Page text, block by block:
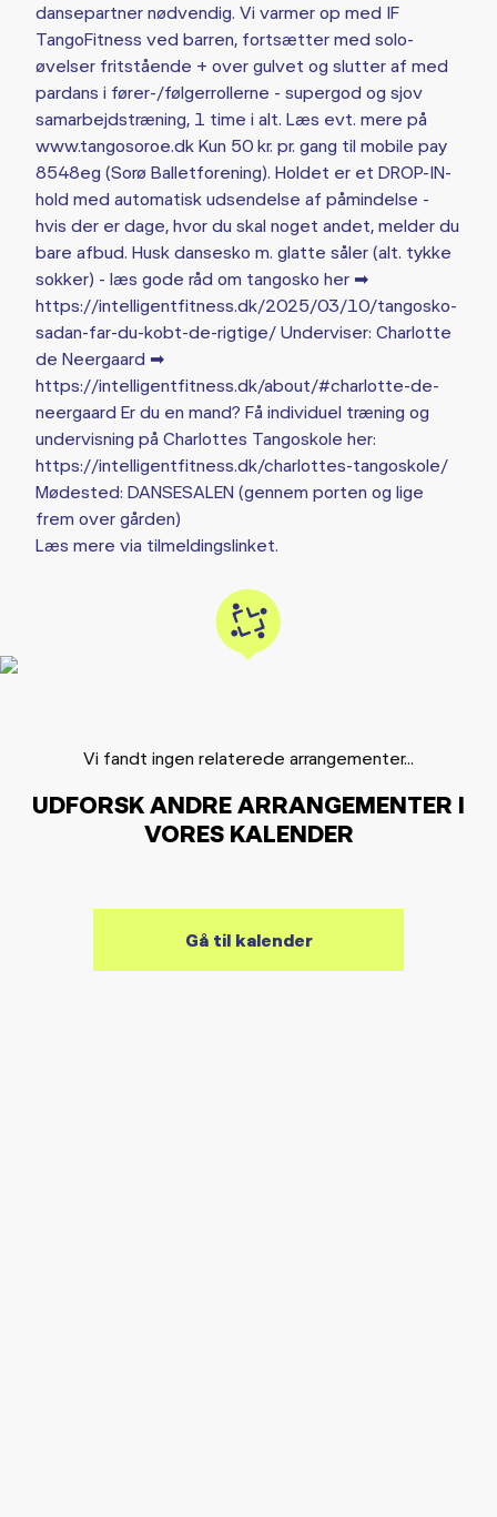
dansepartner nødvendig. Vi varmer op med IF
TangoFitness ved barren, fortsætter med solo-
øvelser fritstående + over gulvet og slutter af med
pardans i fører-/følgerrollerne - supergod og sjov
samarbejdstræning, 1 time i alt. Læs evt. mere på
www.tangosoroe.dk Kun 50 kr. pr. gang til mobile pay
8548eg (Sorø Balletforening). Holdet er et DROP-IN-
hold med automatisk udsendelse af påmindelse -
hvis der er dage, hvor du skal noget andet, melder du
bare afbud. Husk dansesko m. glatte såler (alt. tykke
sokker) - læs gode råd om tangosko her ➡
https://intelligentfitness.dk/2025/03/10/tangosko-
sadan-far-du-kobt-de-rigtige/ Underviser: Charlotte
de Neergaard ➡
https://intelligentfitness.dk/about/#charlotte-de-
neergaard Er du en mand? Få individuel træning og
undervisning på Charlottes Tangoskole her:
https://intelligentfitness.dk/charlottes-tangoskole/
Mødested: DANSESALEN (gennem porten og lige
frem over gården)
Læs mere via tilmeldingslinket.
Vi fandt ingen relaterede arrangementer...
UDFORSK ANDRE ARRANGEMENTER I
VORES KALENDER
Gå til kalender